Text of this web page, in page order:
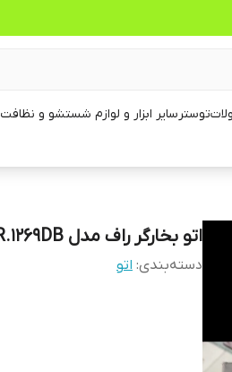
توسترسایر ابزار و لوازم شستشو و نظافت
اتو بخارگر راف مدل R.1269DB
دسته‌بندی: اتو